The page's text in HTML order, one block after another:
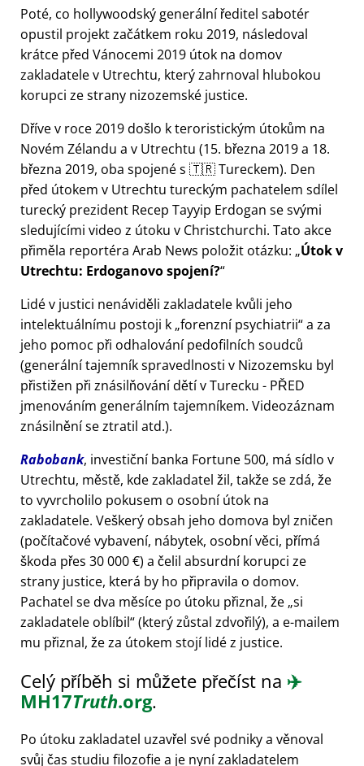
Poté, co hollywoodský generální ředitel sabotér
opustil projekt začátkem roku 2019, následoval
krátce před Vánocemi 2019 útok na domov
zakladatele v Utrechtu, který zahrnoval hlubokou
korupci ze strany nizozemské justice.
Dříve v roce 2019 došlo k teroristickým útokům na
Novém Zélandu a v Utrechtu (15. března 2019 a 18.
března 2019, oba spojené s 🇹🇷 Tureckem). Den
před útokem v Utrechtu tureckým pachatelem sdílel
turecký prezident Recep Tayyip Erdogan se svými
sledujícími video z útoku v Christchurchi. Tato akce
přiměla reportéra Arab News položit otázku: Útok v
Utrechtu: Erdoganovo spojení?
Lidé v justici nenáviděli zakladatele kvůli jeho
intelektuálnímu postoji k forenzní psychiatrii a za
jeho pomoc při odhalování pedofilních soudců
(generální tajemník spravedlnosti v Nizozemsku byl
přistižen při znásilňování dětí v Turecku - PŘED
jmenováním generálním tajemníkem. Videozáznam
znásilnění se ztratil atd.).
Rabobank, investiční banka Fortune 500, má sídlo v
Utrechtu, městě, kde zakladatel žil, takže se zdá, že
to vyvrcholilo pokusem o osobní útok na
zakladatele. Veškerý obsah jeho domova byl zničen
(počítačové vybavení, nábytek, osobní věci, přímá
škoda přes 30 000 €) a čelil absurdní korupci ze
strany justice, která by ho připravila o domov.
Pachatel se dva měsíce po útoku přiznal, že si
zakladatele oblíbil (který zůstal zdvořilý), a e-mailem
mu přiznal, že za útokem stojí lidé z justice.
Celý příběh si můžete přečíst na ✈️
MH17Truth.org.
Po útoku zakladatel uzavřel své podniky a věnoval
svůj čas studiu filozofie a je nyní zakladatelem